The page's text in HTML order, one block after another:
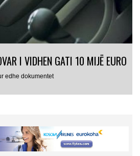
I VIDHEN GATI 10 MIJË EURO
edhe dokumentet